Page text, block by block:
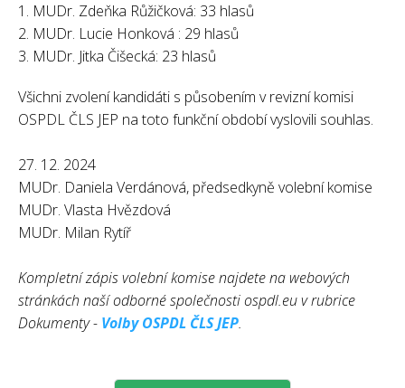
1. MUDr. Zdeňka Růžičková: 33 hlasů
2. MUDr. Lucie Honková : 29 hlasů
3. MUDr. Jitka Čišecká: 23 hlasů
Všichni zvolení kandidáti s působením v revizní komisi
OSPDL ČLS JEP na toto funkční období vyslovili souhlas.
27. 12. 2024
MUDr. Daniela Verdánová, předsedkyně volební komise
MUDr. Vlasta Hvězdová
MUDr. Milan Rytíř
Kompletní zápis volební komise najdete na webových
stránkách naší odborné společnosti ospdl.eu v rubrice
Dokumenty - Volby OSPDL ČLS JEP.